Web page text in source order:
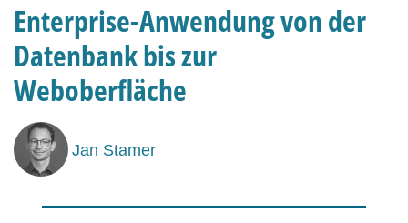
Enterprise-Anwendung von der
Datenbank bis zur
Weboberfläche
Jan Stamer